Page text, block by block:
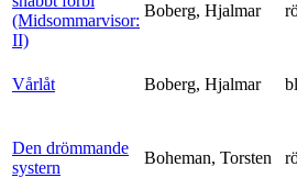
(Midsommarvisor:
II)
Boberg, Hjalmar
Vårlåt Boberg, Hjalmar
Den drömmande
systern
Boheman, Torsten